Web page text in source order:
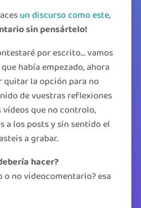
un discurso como este,
sin pensártelo!
por escrito… vamos
había empezado, ahora
quitar la opción para no
de vuestras reflexiones
vídeos que no controlo,
a los posts y sin sentido el
a grabar.
hacer?
no videocomentario? esa